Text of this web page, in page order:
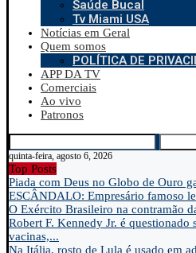
Saúde Bucal
Tv Miami USA
Notícias em Geral
Quem somos
POLÍTICA DE
APP DA TV
Comerciais
Ao vivo
Patronos
quinta-feira, agosto 6, 2026
Top Posts
Piada com Deus no Globo de Ouro
ESCÂNDALO: Empresário famoso
O Exército Brasileiro na contramão
Robert F. Kennedy Jr. é questionado
vacinas,...
Na Itália, rosto de Lula é usado em